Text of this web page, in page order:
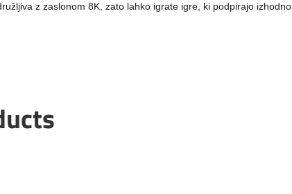
z zaslonom 8K, zato lahko igrate igre, ki podpirajo izhodno